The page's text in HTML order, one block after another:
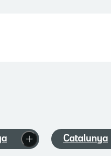
Catalunya